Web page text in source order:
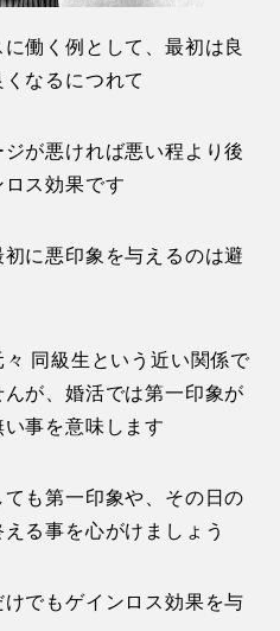
に悪印象を与えるのは避
同級生という近い関係で
事を意味します
る事を心がけましょう
でもゲインロス効果を与
クエンドの法則】